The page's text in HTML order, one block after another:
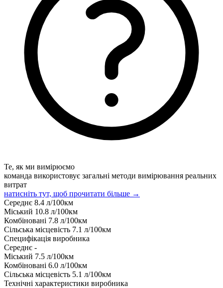
Те, як ми вимірюємо
команда використовує загальні методи вимірювання реальних
витрат
натисніть тут, щоб прочитати більше →
Середнє 8.4 л/100км
Міський 10.8 л/100км
Комбіновані 7.8 л/100км
Сільська місцевість 7.1 л/100км
Специфікація виробника
Середнє -
Міський 7.5 л/100км
Комбіновані 6.0 л/100км
Сільська місцевість 5.1 л/100км
Технічні характеристики виробника